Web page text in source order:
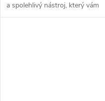
a spolehlivý nástroj, který vám
umožní snadno a bezpečně